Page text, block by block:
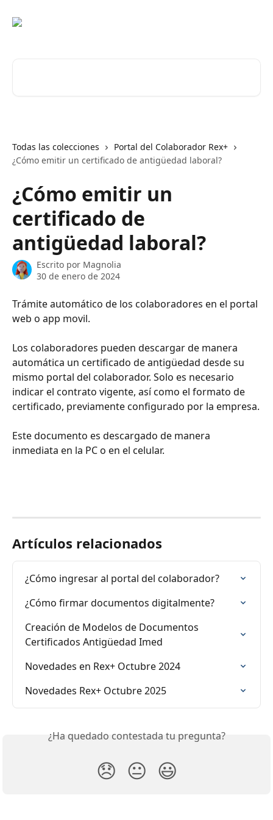
Todas las colecciones
Portal del Colaborador Rex+
¿Cómo emitir un certificado de antigüedad laboral?
¿Cómo emitir un
certificado de
antigüedad laboral?
Escrito por Magnolia
30 de enero de 2024
Trámite automático de los colaboradores en el portal
web o app movil.
Los colaboradores pueden descargar de manera
automática un certificado de antigüedad desde su
mismo portal del colaborador. Solo es necesario
indicar el contrato vigente, así como el formato de
certificado, previamente configurado por la empresa.
Este documento es descargado de manera
inmediata en la PC o en el celular.
Artículos relacionados
¿Cómo ingresar al portal del colaborador?
¿Cómo firmar documentos digitalmente?
Creación de Modelos de Documentos
Certificados Antigüedad Imed
Novedades en Rex+ Octubre 2024
Novedades Rex+ Octubre 2025
¿Ha quedado contestada tu pregunta?
😞 😐 😃